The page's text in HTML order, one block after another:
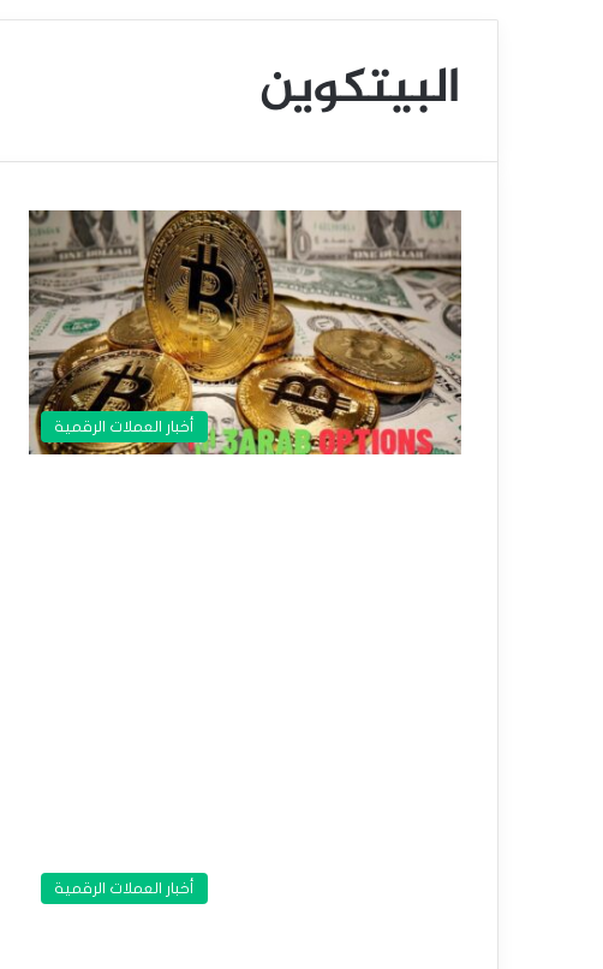
البيتكوين
أخبار العملات الرقمية
أخبار العملات الرقمية